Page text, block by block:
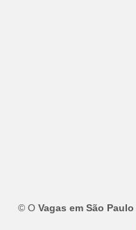
© O Vagas em São Paulo